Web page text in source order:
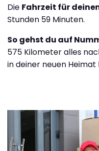
Die Fahrzeit für
Stunden 59 Minuten.
So gehst du auf
575 Kilometer alles
in deiner neuen Heimat